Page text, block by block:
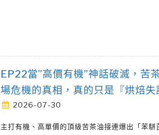
EP22當”高價有機”神話破滅，苦
場危機的真相，真的只是『烘焙失
2026-07-30
主打有機、高單價的頂級苦茶油接連爆出「苯